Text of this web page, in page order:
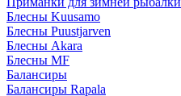
Блесны Kuusamo
Блесны Puustjarven
Блесны Akara
Блесны MF
Балансиры
Балансиры Rapala